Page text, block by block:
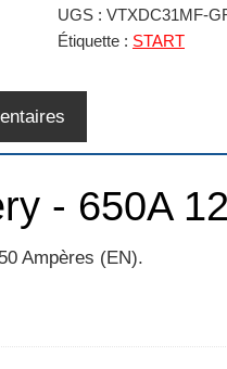
UGS :VTXDC31MF-
Étiquette : START
- 650A
Ampères (EN).